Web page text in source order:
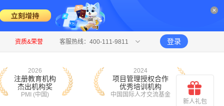
资质&荣誉 客服热线：400-111-9811 登录
2026
注册教育机构
杰出机构奖
PMI (中国)
2024
项目管理授权合作
优秀培训机构
中国国际人才交流基金
新人礼包